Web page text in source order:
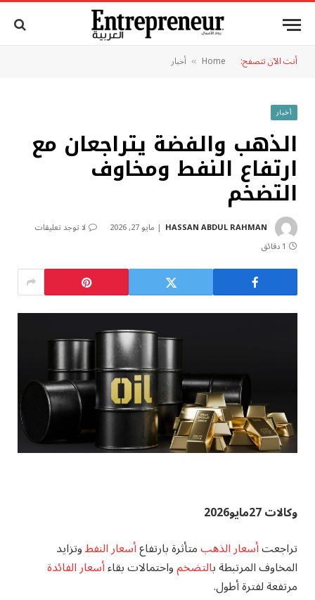
أنت الآن تتصفح: Home
» أخبار
أخبار
الذهب والفضة يتراجعان مع
ارتفاع النفط ومخاوف
التضخم
HASSAN ABDUL RAHMAN مايو 27, 2026
لا توجد تعليقات
1 دقائق
وكالات 27مايو2026
تراجعتأسعار الذهبمتأثرة بارتفاعأسعار النفطوتزايد
المخاوف المرتبطة بالتضخمواحتمالات بقاءأسعار الفائدة
مرتفعة لفترة أطول.